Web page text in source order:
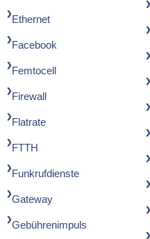
Ethernet
Facebook
Femtocell
Firewall
Flatrate
FTTH
Funkrufdienste
Gateway
Gebührenimpuls